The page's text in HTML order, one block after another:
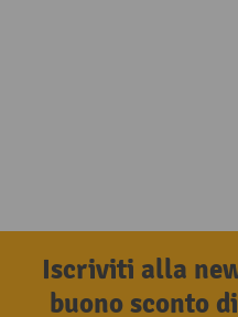
Iscriviti alla
buono sconto